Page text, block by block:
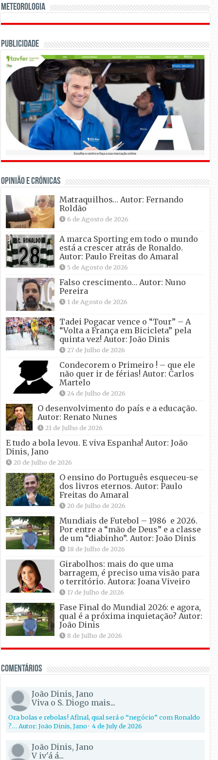
Meteorologia
Publicidade
OPINIÃO E CRÓNICAS
Matraquilhos… Autor: Fernando
Roldão
6 de Agosto de 2026
A marca Sporting em todo o mundo
está a crescer atrás de Ronaldo.
Autor: Paulo Freitas do Amaral
5 de Agosto de 2026
Falso crescimento… Autor: Nuno
Pereira
1 de Agosto de 2026
Tadei Pogacar vence o “Tour” – A
“Volta a França em Bicicleta” pela
quinta vez! Autor: João Dinis
27 de Julho de 2026
Condecorem o Primeiro ! – que ele
não quer ir de férias! Autor: Carlos
Martelo
24 de Julho de 2026
O desenvolvimento do país e a educação.
Autor: Renato Nunes
21 de Julho de 2026
E tudo a bola levou. E viva Espanha! Autor: João
Dinis, Jano
20 de Julho de 2026
O ensino do Português esqueceu-se
dos livros eternos. Autor: Paulo
Freitas do Amaral
20 de Julho de 2026
Mundiais de Futebol – 1986 e 2026.
Por entre a “mão de Deus” e a classe
de um “diabinho”. Autor: João Dinis
18 de Julho de 2026
Girabolhos: mais do que uma
barragem, é preciso uma visão para
o território. Autora: Joana Viveiro
17 de Julho de 2026
Fase Final do Mundial 2026: e agora,
qual é a próxima inquietação? Autor:
João Dinis
8 de Julho de 2026
Comentários
João Dinis, Jano
Viva o S. Diogo mais...
Ora bolas e rebolas! Afinal, qual será o “negócio” com Ronaldo
?… Autor: João Dinis, Jano·4 de July de 2026
João Dinis, Jano
V iv'á á...